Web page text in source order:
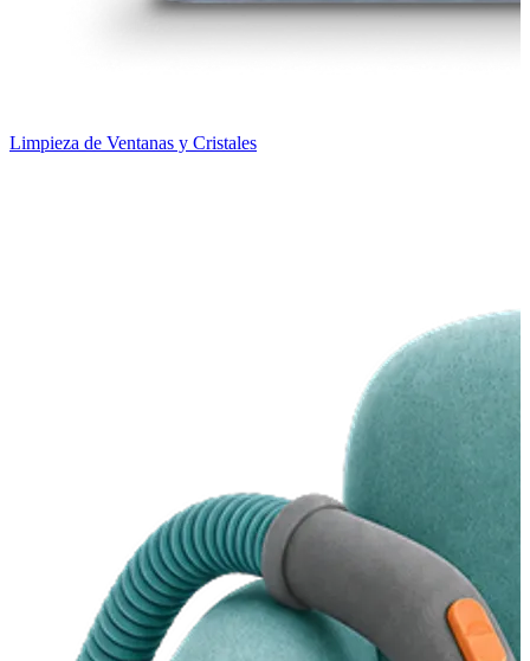
Limpieza de Ventanas y Cristales